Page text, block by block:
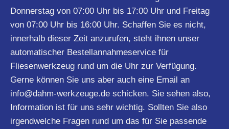
Donnerstag von 07:00 Uhr bis 17:00 Uhr und Freitag
von 07:00 Uhr bis 16:00 Uhr. Schaffen Sie es nicht,
innerhalb dieser Zeit anzurufen, steht ihnen unser
automatischer Bestellannahmeservice für
Fliesenwerkzeug rund um die Uhr zur Verfügung.
Gerne können Sie uns aber auch eine Email an
info@dahm-werkzeuge.de schicken. Sie sehen also,
Information ist für uns sehr wichtig. Sollten Sie also
irgendwelche Fragen rund um das für Sie passende